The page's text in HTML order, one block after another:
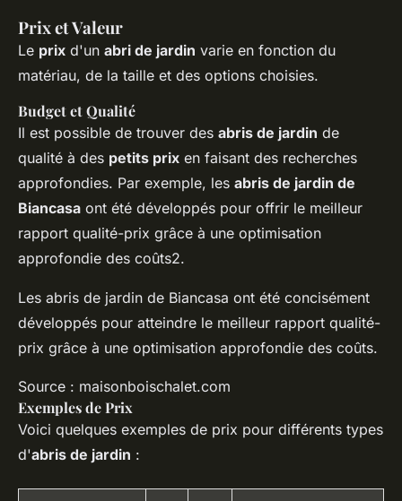
Prix et Valeur
Le prix d'un abri de jardin varie en fonction du
matériau, de la taille et des options choisies.
Budget et Qualité
Il est possible de trouver des abris de jardin de
qualité à des petits prix en faisant des recherches
approfondies. Par exemple, les abris de jardin de
Biancasa ont été développés pour offrir le meilleur
rapport qualité-prix grâce à une optimisation
approfondie des coûts2.
Les abris de jardin de Biancasa ont été concisément
développés pour atteindre le meilleur rapport qualité-
prix grâce à une optimisation approfondie des coûts.
Source : maisonboischalet.com
Exemples de Prix
Voici quelques exemples de prix pour différents types
d'abris de jardin :